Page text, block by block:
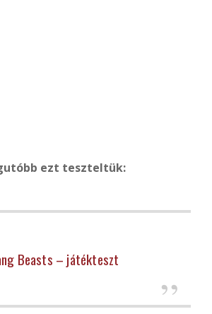
ezt teszteltük:
Beasts – játékteszt